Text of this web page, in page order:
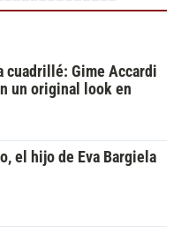
cuadrillé: Gime Accardi
un original look en
el hijo de Eva Bargiela